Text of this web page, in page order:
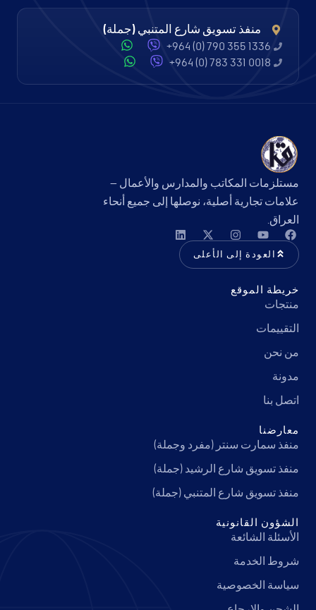
منفذ تسويق شارع المتنبي (جملة)
+964 (0) 790 355 1336
+964 (0) 783 331 0018
مستلزمات المكاتب والمدارس والأعمال —
علامات تجارية أصلية، نوصلها إلى جميع أنحاء
العراق.
العودة إلى الأعلى
خريطة الموقع
منتجات
التقييمات
من نحن
مدونة
اتصل بنا
معارضنا
منفذ سمارت سنتر (مفرد وجملة)
منفذ تسويق شارع الرشيد (جملة)
منفذ تسويق شارع المتنبي (جملة)
الشؤون القانونية
الأسئلة الشائعة
شروط الخدمة
سياسة الخصوصية